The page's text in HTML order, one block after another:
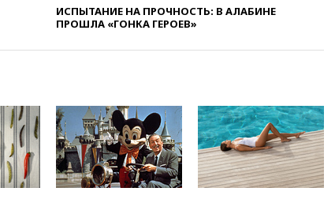
вчера, 20:15Минтранс
предложил оплачивать
средств на ремонт
официальным визитом
вчера, 19:58В Госдуму будет
внесен законопроект об
отмене ЕГЭ
вчера, 19:50Аэропорты Сочи и
ИСПЫТАНИЕ НА ПРОЧНОСТЬ: В АЛАБИНЕ
ПРОШЛА «ГОНКА ГЕРОЕВ»